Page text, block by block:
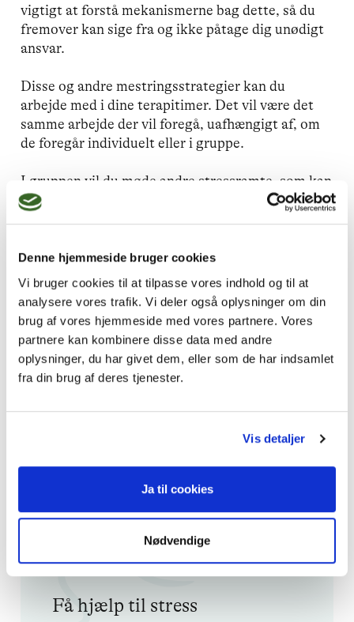
Denne hjemmeside bruger cookies
Vi bruger cookies til at tilpasse vores indhold og til at
analysere vores trafik. Vi deler også oplysninger om din
brug af vores hjemmeside med vores partnere. Vores
partnere kan kombinere disse data med andre
oplysninger, du har givet dem, eller som de har indsamlet
fra din brug af deres tjenester.
Vis detaljer
Ja til cookies
Nødvendige
vigtigt at forstå mekanismerne bag dette, så du
fremover kan sige fra og ikke påtage dig unødigt
ansvar.
Disse og andre mestringsstrategier kan du
arbejde med i dine terapitimer. Det vil være det
samme arbejde der vil foregå, uafhængigt af, om
de foregår individuelt eller i gruppe.
I gruppen vil du møde andre stressramte, som kan
genkende dine symptomer, som du kan spejle dig i
Kombinationen af samtale- og kropsterapi er
anbefalelsesværdig, ikke kun i den akutte fase.
Ved at få en større bevidsthed om din krop og din
vejrtrækning bliver du bedre til mærke dig selv,
øge dit nærvær og blive opmærksom på, hvad det
er, du i virkeligheden helst vil. Denne
opmærksomhed vil du på sigt kunne bruge som
stressforebyggelse.
Behandlingslængden er individuel og vil ofte
hænge sammen med længden af den forudgående
stressperiode og symptomernes sværhedsgrad.
Få hjælp til stress